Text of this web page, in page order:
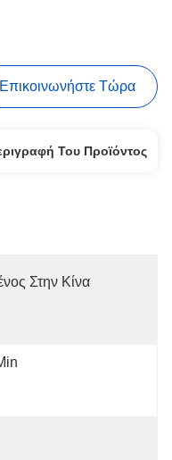
Επικοινωνήστε Τώρα
Του Προϊόντος
Στην Κίνα